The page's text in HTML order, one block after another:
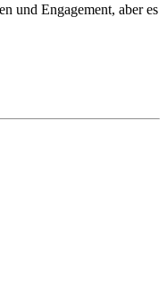
und Engagement, aber es